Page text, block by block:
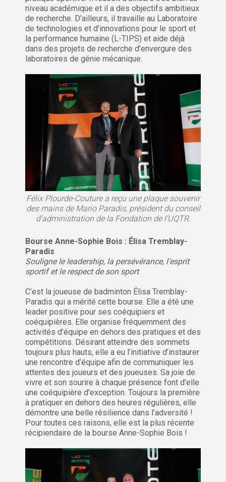
niveau académique et il a des objectifs ambitieux
de recherche. D’ailleurs, il travaille au Laboratoire
de technologies et d’innovations pour le sport et
la performance humaine (L-TIPS) et aide déjà
dans des projets de recherche d’envergure des
laboratoires de génie mécanique.
Félix Plourde-Couture a reçu une plaque souvenir
des mains de Mario Paradis, président du conseil
d’administration de la Fondation de l’UQTR.
Bourse Anne-Sophie Bois : Élisa Tremblay-
Paradis
Souligne le leadership, la persévérance, l’esprit
sportif et le respect de son sport
C’est la joueuse de badminton Élisa Tremblay-
Paradis qui a mérité cette bourse. Elle a été une
leader positive pour ses coéquipiers et
coéquipières. Elle organise fréquemment des
activités d’équipe en dehors des pratiques et des
compétitions. Désirant atteindre des sommets
toujours plus hauts, elle a eu l’initiative d’instaurer
une rencontre d’équipe afin de communiquer les
attentes des joueurs et des joueuses. Sa joie de
vivre et son sourire à chaque présence font d’elle
une coéquipière d’exception. Toujours la première
à pratiquer en dehors des heures régulières, elle
démontre une belle résilience dans l’adversité !
Pour toutes ces raisons, elle est la plus récente
récipiendaire de la bourse Anne-Sophie Bois !